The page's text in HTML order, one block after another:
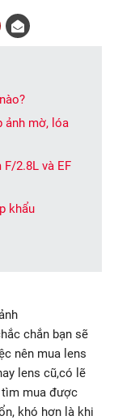
ảnh mờ, lóa
2.8L và EF
khẩu
chắn bạn sẽ
nên mua lens
lens cũ,có lẽ
mua được
khó hơn là khi